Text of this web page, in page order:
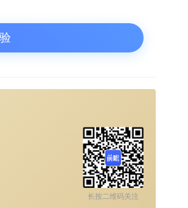
模式本身的冲突：流量
长按二维码关注